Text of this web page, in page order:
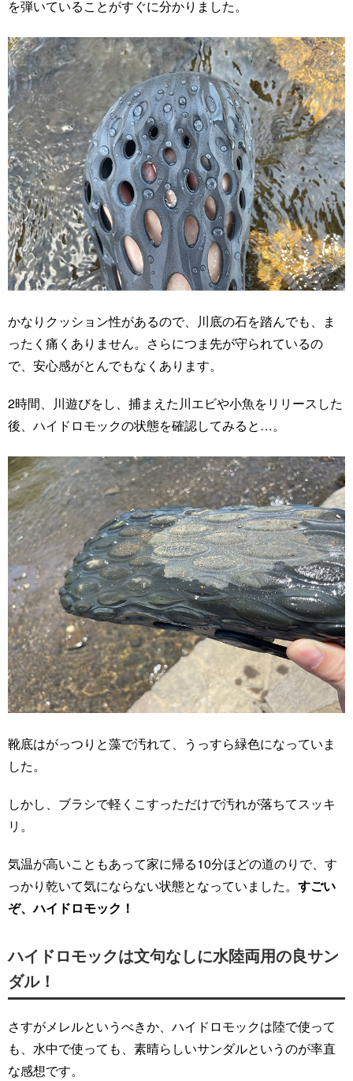
を弾いていることがすぐに分かりました。
かなりクッション性があるので、川底の石を踏んでも、ま
ったく痛くありません。さらにつま先が守られているの
で、安心感がとんでもなくあります。
2時間、川遊びをし、捕まえた川エビや小魚をリリースした
後、ハイドロモックの状態を確認してみると…。
靴底はがっつりと藻で汚れて、うっすら緑色になっていま
した。
しかし、ブラシで軽くこすっただけで汚れが落ちてスッキ
リ。
気温が高いこともあって家に帰る10分ほどの道のりで、す
っかり乾いて気にならない状態となっていました。 すごい
ぞ、ハイドロモック！
ハイドロモックは文句なしに水陸両用の良サン
ダル！
さすがメレルというべきか、ハイドロモックは陸で使って
も、水中で使っても、素晴らしいサンダルというのが率直
な感想です。